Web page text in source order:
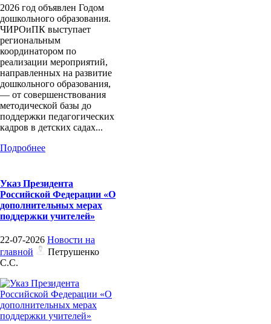
2026 год объявлен Годом
дошкольного образования.
ЧИРОиПК выступает
региональным
координатором по
реализации мероприятий,
направленных на развитие
дошкольного образования,
— от совершенствования
методической базы до
поддержки педагогических
кадров в детских садах...
Подробнее
Указ Президента
Российской Федерации «О
дополнительных мерах
поддержки учителей»
22-07-2026 Новости на
главной
Петрушенко
С.С.